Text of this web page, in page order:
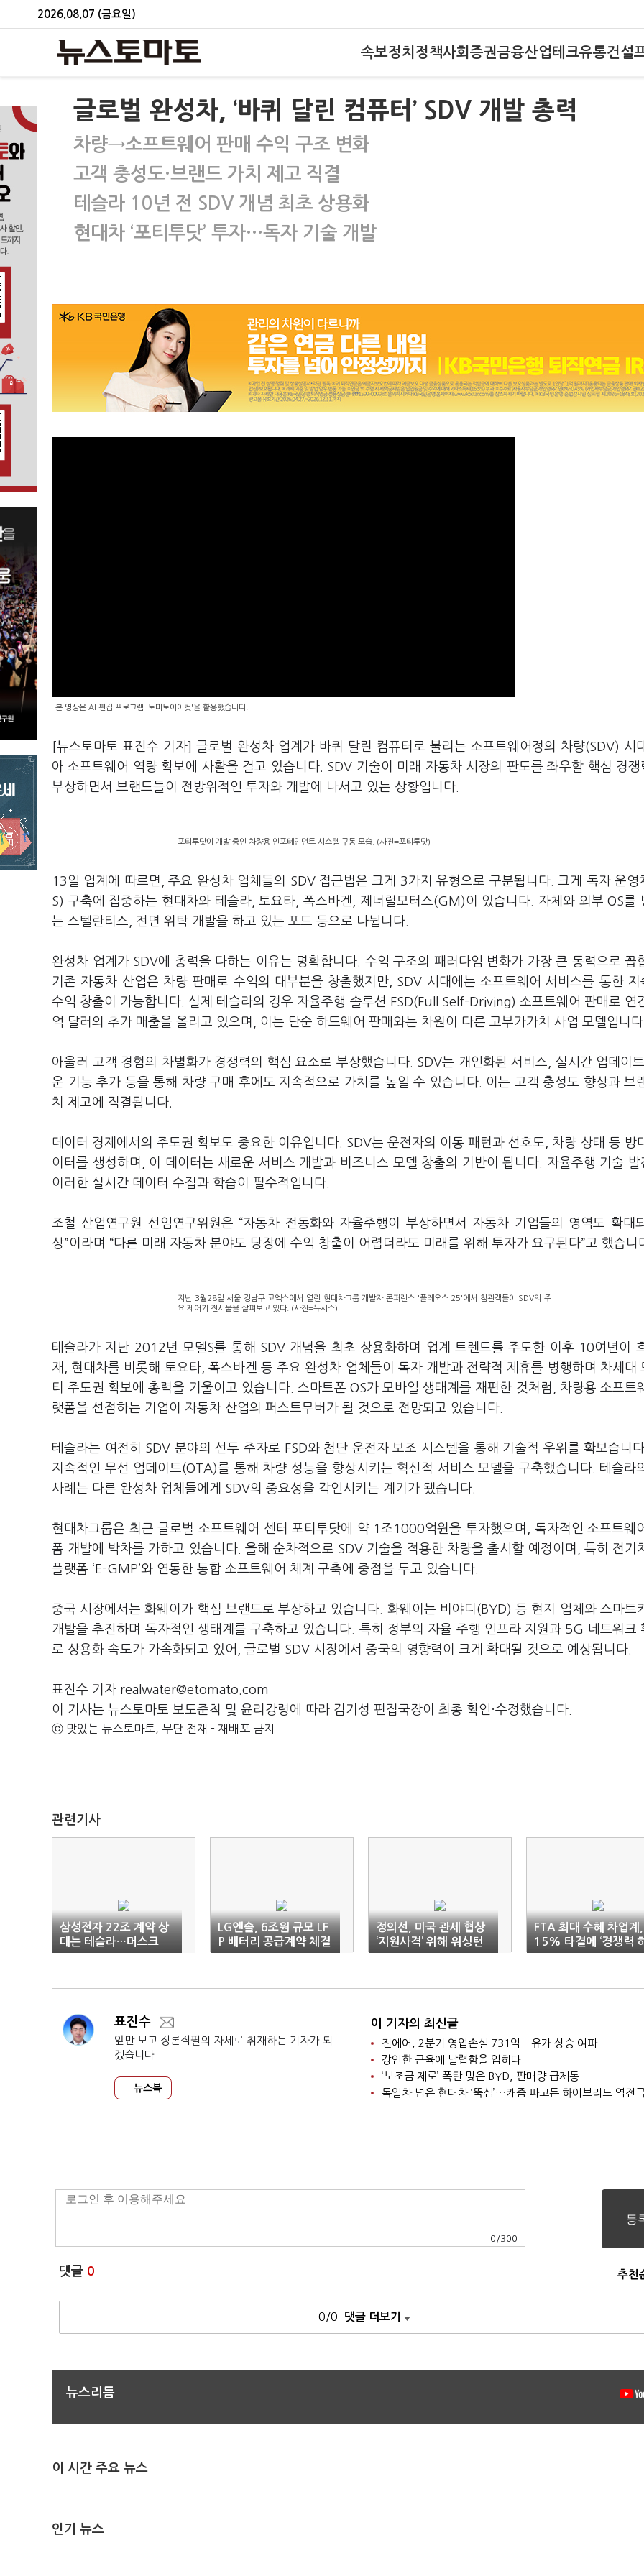
2026.08.07 (금요일)
속보정치 정책사회 증권금융산업테크유통건설
글로벌 완성차, ‘바퀴 달린 컴퓨터’ SDV 개발 총력
차량→소프트웨어 판매 수익 구조 변화
고객 충성도·브랜드 가치 제고 직결
테슬라 10년 전 SDV 개념 최초 상용화
현대차 ‘포티투닷’ 투자…독자 기술 개발
본 영상은 AI 편집 프로그램 '토마토아이컷'을 활용했습니다.
[뉴스토마토 표진수 기자] 글로벌 완성차 업계가 바퀴 달린 컴퓨터로 불리는 소프트웨어정의 차량(SDV) 시
아 소프트웨어 역량 확보에 사활을 걸고 있습니다. SDV 기술이 미래 자동차 시장의 판도를 좌우할 핵심 경쟁
부상하면서 브랜드들이 전방위적인 투자와 개발에 나서고 있는 상황입니다.
포티투닷이 개발 중인 차량용 인포테인먼트 시스템 구동 모습. (사진=포티투닷)
13일 업계에 따르면, 주요 완성차 업체들의 SDV 접근법은 크게 3가지 유형으로 구분됩니다. 크게 독자 운영
S) 구축에 집중하는 현대차와 테슬라, 토요타, 폭스바겐, 제너럴모터스(GM)이 있습니다. 자체와 외부 OS를
는 스텔란티스, 전면 위탁 개발을 하고 있는 포드 등으로 나뉩니다.
완성차 업계가 SDV에 총력을 다하는 이유는 명확합니다. 수익 구조의 패러다임 변화가 가장 큰 동력으로 꼽
기존 자동차 산업은 차량 판매로 수익의 대부분을 창출했지만, SDV 시대에는 소프트웨어 서비스를 통한 지
수익 창출이 가능합니다. 실제 테슬라의 경우 자율주행 솔루션 FSD(Full Self-Driving) 소프트웨어 판매로 연
억 달러의 추가 매출을 올리고 있으며, 이는 단순 하드웨어 판매와는 차원이 다른 고부가가치 사업 모델입니
아울러 고객 경험의 차별화가 경쟁력의 핵심 요소로 부상했습니다. SDV는 개인화된 서비스, 실시간 업데이
운 기능 추가 등을 통해 차량 구매 후에도 지속적으로 가치를 높일 수 있습니다. 이는 고객 충성도 향상과 브
치 제고에 직결됩니다.
데이터 경제에서의 주도권 확보도 중요한 이유입니다. SDV는 운전자의 이동 패턴과 선호도, 차량 상태 등 방
이터를 생성하며, 이 데이터는 새로운 서비스 개발과 비즈니스 모델 창출의 기반이 됩니다. 자율주행 기술 발
이러한 실시간 데이터 수집과 학습이 필수적입니다.
조철 산업연구원 선임연구위원은 “자동차 전동화와 자율주행이 부상하면서 자동차 기업들의 영역도 확대
상”이라며 “다른 미래 자동차 분야도 당장에 수익 창출이 어렵더라도 미래를 위해 투자가 요구된다”고 했습
지난 3월28일 서울 강남구 코엑스에서 열린 현대차그룹 개발자 콘퍼런스 '플레오스 25'에서 참관객들이 SDV의 주
요 제어기 전시물을 살펴보고 있다. (사진=뉴시스)
테슬라가 지난 2012년 모델S를 통해 SDV 개념을 최초 상용화하며 업계 트렌드를 주도한 이후 10여년이
재, 현대차를 비롯해 토요타, 폭스바겐 등 주요 완성차 업체들이 독자 개발과 전략적 제휴를 병행하며 차세대
티 주도권 확보에 총력을 기울이고 있습니다. 스마트폰 OS가 모바일 생태계를 재편한 것처럼, 차량용 소프트
랫폼을 선점하는 기업이 자동차 산업의 퍼스트무버가 될 것으로 전망되고 있습니다.
테슬라는 여전히 SDV 분야의 선두 주자로 FSD와 첨단 운전자 보조 시스템을 통해 기술적 우위를 확보습니
지속적인 무선 업데이트(OTA)를 통해 차량 성능을 향상시키는 혁신적 서비스 모델을 구축했습니다. 테슬라
사례는 다른 완성차 업체들에게 SDV의 중요성을 각인시키는 계기가 됐습니다.
현대차그룹은 최근 글로벌 소프트웨어 센터 포티투닷에 약 1조1000억원을 투자했으며, 독자적인 소프트웨
폼 개발에 박차를 가하고 있습니다. 올해 순차적으로 SDV 기술을 적용한 차량을 출시할 예정이며, 특히 전기
플랫폼 ‘E-GMP’와 연동한 통합 소프트웨어 체계 구축에 중점을 두고 있습니다.
중국 시장에서는 화웨이가 핵심 브랜드로 부상하고 있습니다. 화웨이는 비야디(BYD) 등 현지 업체와 스마트
개발을 추진하며 독자적인 생태계를 구축하고 있습니다. 특히 정부의 자율 주행 인프라 지원과 5G 네트워크
로 상용화 속도가 가속화되고 있어, 글로벌 SDV 시장에서 중국의 영향력이 크게 확대될 것으로 예상됩니다.
표진수 기자 realwater@etomato.com
이 기사는 뉴스토마토 보도준칙 및 윤리강령에 따라 김기성 편집국장이 최종 확인·수정했습니다.
ⓒ 맛있는 뉴스토마토, 무단 전재 - 재배포 금지
관련기사
삼성전자 22조 계약 상
대는 테슬라…머스크
“삼성, AI6 생산”
LG엔솔, 6조원 규모 LF
P 배터리 공급계약 체결
정의선, 미국 관세 협상
‘지원사격’ 위해 워싱턴
행
FTA 최대 수혜 차업계,
15% 타결에 ‘경쟁력
락’ 우려
표진수
앞만 보고 정론직필의 자세로 취재하는 기자가 되
겠습니다
뉴스북
이 기자의 최신글
진에어, 2분기 영업손실 731억…유가 상승 여파
강인한 근육에 날렵함을 입히다
‘보조금 제로’ 폭탄 맞은 BYD, 판매량 급제동
독일차 넘은 현대차 ‘뚝심’…캐즘 파고든 하이브리드 역전
0 /300
댓글 0 추천
0/0 댓글 더보기
뉴스리듬
이 시간 주요 뉴스
인기 뉴스